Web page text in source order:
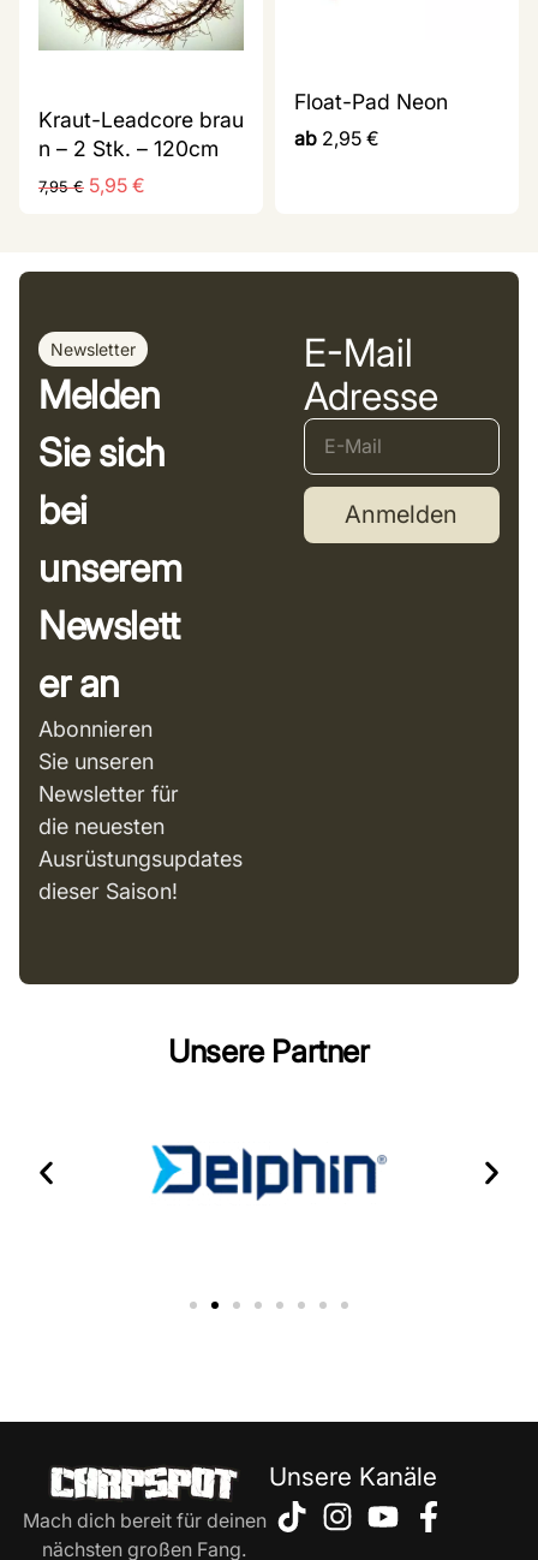
Kraut-Leadcore brau
n – 2 Stk. – 120cm
7,95€ 5,95 €
Float-Pad Neon
ab 2,95 €
Newsletter
Melden
Sie sich
bei
unserem
Newslett
er an
Abonnieren
Sie unseren
Newsletter für
die neuesten
Ausrüstungsupdates
dieser Saison!
E-Mail
Adresse
Anmelden
Unsere Partner
Mach dich bereit für deinen
nächsten großen Fang.
Unsere Kanäle